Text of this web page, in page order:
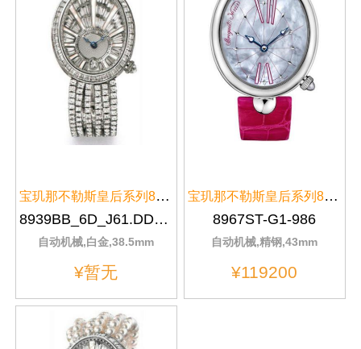
宝玑那不勒斯皇后系列8939BB/6D/J...
8939BB_6D_J61.DDDD
自动机械,白金,38.5mm
¥暂无
宝玑那不勒斯皇后系列8967ST/G1/9...
8967ST-G1-986
自动机械,精钢,43mm
¥119200